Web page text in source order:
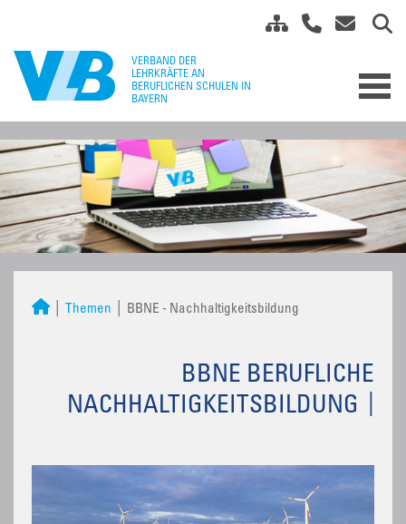
Themen BBNE - Nachhaltigkeitsbildung
BBNE BERUFLICHE
NACHHALTIGKEITSBILDUNG